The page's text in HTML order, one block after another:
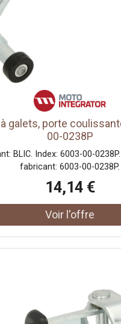
galets, porte
00-0238P
BLIC. Index: 6003-00-
fabricant: 6003-00-0238P.
14,14 €